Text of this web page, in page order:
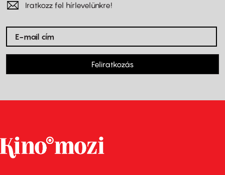
Iratkozz fel hírlevelünkre!
Feliratkozás